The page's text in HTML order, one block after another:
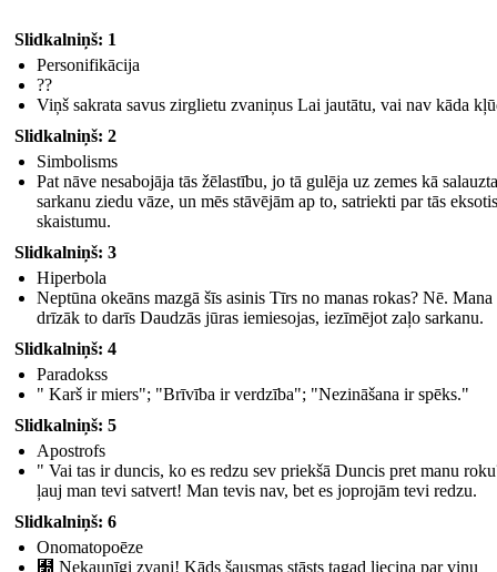
Slidkalniņš: 1
Personifikācija
??
Viņš sakrata savus zirglietu zvaniņus Lai jautātu, vai nav kāda
Slidkalniņš: 2
Simbolisms
Pat nāve nesabojāja tās žēlastību, jo tā gulēja uz zemes kā salauzta
sarkanu ziedu vāze, un mēs stāvējām ap to, satriekti par tās
skaistumu.
Slidkalniņš: 3
Hiperbola
Neptūna okeāns mazgā šīs asinis Tīrs no manas rokas? Nē.
drīzāk to darīs Daudzās jūras iemiesojas, iezīmējot zaļo sarkanu.
Slidkalniņš: 4
Paradokss
" Karš ir miers"; "Brīvība ir verdzība"; "Nezināšana ir spēks."
Slidkalniņš: 5
Apostrofs
" Vai tas ir duncis, ko es redzu sev priekšā Duncis pret manu
ļauj man tevi satvert! Man tevis nav, bet es joprojām tevi redzu.
Slidkalniņš: 6
Onomatopoēze
﻽ Nekaunīgi zvani! Kāds šausmas stāsts tagad liecina par viņu